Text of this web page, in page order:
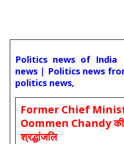
Politics news of
news | Politics news
politics news,
Former Chief
Oommen Chandy की
श्रद्धांजलि